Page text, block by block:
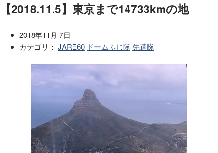
【2018.11.5】東京まで14733kmの地
2018年11月 7日
カテゴリ： JARE60 ドームふじ隊 先遣隊